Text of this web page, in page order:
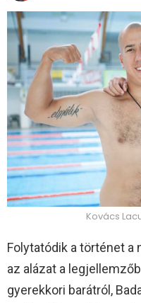
Kovács
Folytatódik a történet a
az alázat a
gyerekkori barátról,